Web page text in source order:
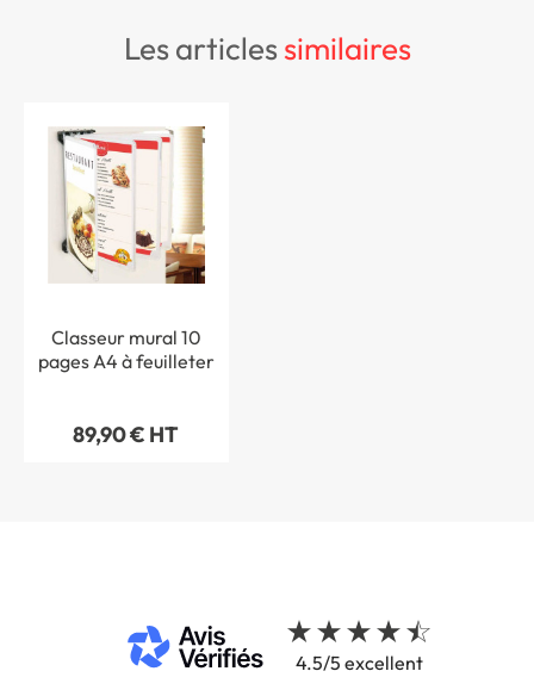
les articlessimilaires
Classeur mural 10
pages A4 à feuilleter
89,90 € HT
4.5/5 excellent